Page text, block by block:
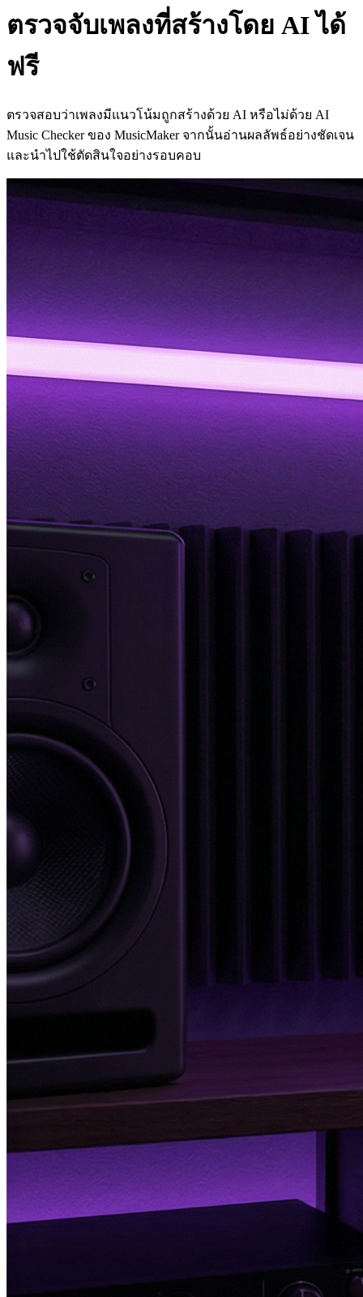
ตรวจจับเพลงที่สร้างโดย AI ได้
ฟรี
ตรวจสอบว่าเพลงมีแนวโน้มถูกสร้างด้วย AI หรือไม่ด้วย AI
Music Checker ของ MusicMaker จากนั้นอ่านผลลัพธ์อย่างชัดเจน
และนำไปใช้ตัดสินใจอย่างรอบคอบ